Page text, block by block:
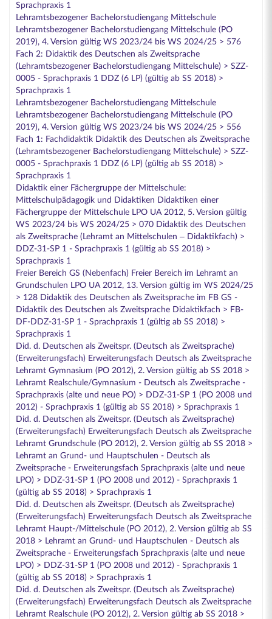
Sprachpraxis 1
Lehramtsbezogener Bachelorstudiengang Mittelschule
Lehramtsbezogener Bachelorstudiengang Mittelschule (PO
2019), 4. Version gültig WS 2023/24 bis WS 2024/25 > 576
Fach 2: Didaktik des Deutschen als Zweitsprache
(Lehramtsbezogener Bachelorstudiengang Mittelschule) > SZZ-
0005 - Sprachpraxis 1 DDZ (6 LP) (gültig ab SS 2018) >
Sprachpraxis 1
Lehramtsbezogener Bachelorstudiengang Mittelschule
Lehramtsbezogener Bachelorstudiengang Mittelschule (PO
2019), 4. Version gültig WS 2023/24 bis WS 2024/25 > 556
Fach 1: Fachdidaktik Didaktik des Deutschen als Zweitsprache
(Lehramtsbezogener Bachelorstudiengang Mittelschule) > SZZ-
0005 - Sprachpraxis 1 DDZ (6 LP) (gültig ab SS 2018) >
Sprachpraxis 1
Didaktik einer Fächergruppe der Mittelschule:
Mittelschulpädagogik und Didaktiken Didaktiken einer
Fächergruppe der Mittelschule LPO UA 2012, 5. Version gültig
WS 2023/24 bis WS 2024/25 > 070 Didaktik des Deutschen
als Zweitsprache (Lehramt an Mittelschulen – Didaktikfach) >
DDZ-31-SP 1 - Sprachpraxis 1 (gültig ab SS 2018) >
Sprachpraxis 1
Freier Bereich GS (Nebenfach) Freier Bereich im Lehramt an
Grundschulen LPO UA 2012, 13. Version gültig im WS 2024/25
> 128 Didaktik des Deutschen als Zweitsprache im FB GS -
Didaktik des Deutschen als Zweitsprache Didaktikfach > FB-
DF-DDZ-31-SP 1 - Sprachpraxis 1 (gültig ab SS 2018) >
Sprachpraxis 1
Did. d. Deutschen als Zweitspr. (Deutsch als Zweitsprache)
(Erweiterungsfach) Erweiterungsfach Deutsch als Zweitsprache
Lehramt Gymnasium (PO 2012), 2. Version gültig ab SS 2018 >
Lehramt Realschule/Gymnasium - Deutsch als Zweitsprache -
Sprachpraxis (alte und neue PO) > DDZ-31-SP 1 (PO 2008 und
2012) - Sprachpraxis 1 (gültig ab SS 2018) > Sprachpraxis 1
Did. d. Deutschen als Zweitspr. (Deutsch als Zweitsprache)
(Erweiterungsfach) Erweiterungsfach Deutsch als Zweitsprache
Lehramt Grundschule (PO 2012), 2. Version gültig ab SS 2018 >
Lehramt an Grund- und Hauptschulen - Deutsch als
Zweitsprache - Erweiterungsfach Sprachpraxis (alte und neue
LPO) > DDZ-31-SP 1 (PO 2008 und 2012) - Sprachpraxis 1
(gültig ab SS 2018) > Sprachpraxis 1
Did. d. Deutschen als Zweitspr. (Deutsch als Zweitsprache)
(Erweiterungsfach) Erweiterungsfach Deutsch als Zweitsprache
Lehramt Haupt-/Mittelschule (PO 2012), 2. Version gültig ab SS
2018 > Lehramt an Grund- und Hauptschulen - Deutsch als
Zweitsprache - Erweiterungsfach Sprachpraxis (alte und neue
LPO) > DDZ-31-SP 1 (PO 2008 und 2012) - Sprachpraxis 1
(gültig ab SS 2018) > Sprachpraxis 1
Did. d. Deutschen als Zweitspr. (Deutsch als Zweitsprache)
(Erweiterungsfach) Erweiterungsfach Deutsch als Zweitsprache
Lehramt Realschule (PO 2012), 2. Version gültig ab SS 2018 >